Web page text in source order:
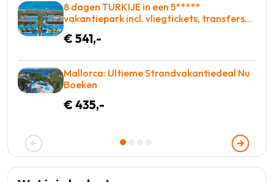
8 dagen TURKIJE in een 5*****
vakantiepark incl. vliegtickets, transfers
€ 541,-
Mallorca: Ultieme Strandvakantiedeal Nu
Boeken
€ 435,-